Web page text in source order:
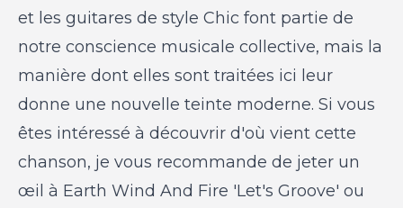
et les guitares de style Chic font partie de
notre conscience musicale collective, mais la
manière dont elles sont traitées ici leur
donne une nouvelle teinte moderne. Si vous
êtes intéressé à découvrir d'où vient cette
chanson, je vous recommande de jeter un
œil à Earth Wind And Fire 'Let's Groove' ou